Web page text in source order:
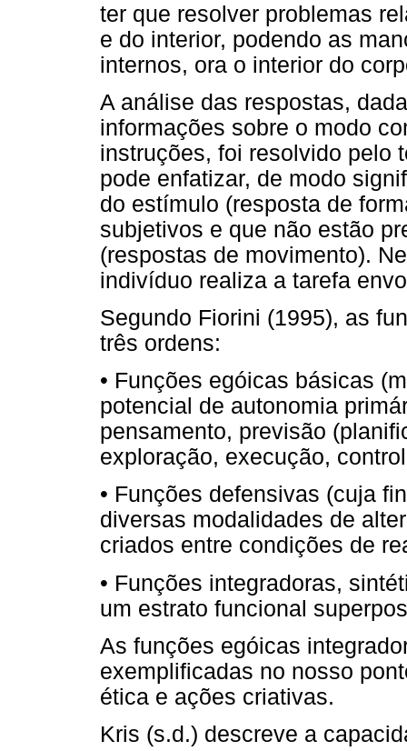
ter que resolver problemas
e do interior, podendo as
internos, ora o interior do
A análise das respostas,
informações sobre o modo
instruções, foi resolvido pelo
pode enfatizar, de modo
do estímulo (resposta de
subjetivos e que não estão
(respostas de movimento).
indivíduo realiza a tarefa
Segundo Fiorini (1995), as
três ordens:
• Funções egóicas básicas
potencial de autonomia
pensamento, previsão
exploração, execução,
• Funções defensivas (cuja
diversas modalidades de
criados entre condições de
• Funções integradoras,
um estrato funcional
As funções egóicas
exemplificadas no nosso
ética e ações criativas.
Kris (s.d.) descreve a